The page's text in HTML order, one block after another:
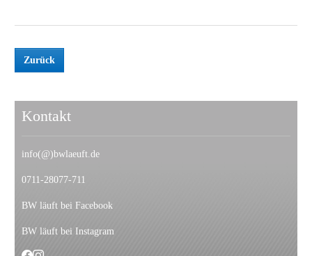
Zurück
Kontakt
info(@)bwlaeuft.de
0711-28077-711
BW läuft bei Facebook
BW läuft bei Instagram